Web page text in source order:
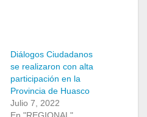
Diálogos Ciudadanos
se realizaron con alta
participación en la
Provincia de Huasco
Julio 7, 2022